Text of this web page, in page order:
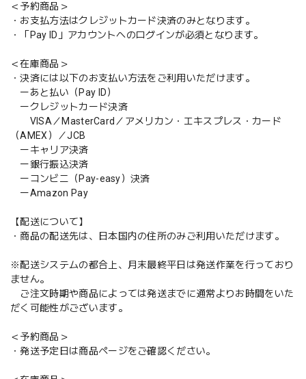
＜予約商品＞
・お支払方法はクレジットカード決済のみとなります。
・「Pay ID」アカウントへのログインが必須となります。
＜在庫商品＞
・決済には以下のお支払い方法をご利用いただけます。
ーあと払い（Pay ID）
ークレジットカード決済
VISA／MasterCard／アメリカン・エキスプレス・カード
（AMEX）／JCB
ーキャリア決済
ー銀行振込決済
ーコンビニ（Pay-easy）決済
ーAmazon Pay
【配送について】
・商品の配送先は、日本国内の住所のみご利用いただけます。
※配送システムの都合上、月末最終平日は発送作業を行っており
ません。
ご注文時期や商品によっては発送までに通常よりお時間をいた
だく可能性がございます。
＜予約商品＞
・発送予定日は商品ページをご確認ください。